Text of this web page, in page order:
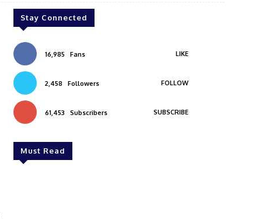
Stay Connected
16,985 Fans LIKE
2,458 Followers FOLLOW
61,453 Subscribers SUBSCRIBE
Must Read